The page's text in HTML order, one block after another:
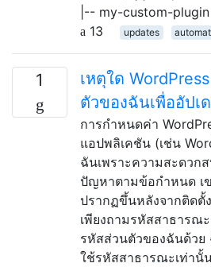
|-- my-custom-
13
updates
1
เหตุใด
ตัวของฉันเพื่ออัปเ
การกำหนดค่า
แอปพลิเคชัน (เช่น
ฉันเพราะความสะดวก
ปัญหาตามข้อกำหนด เ
ปรากฏขึ้นหลังจากติดตั้
เพียงถามรหัสสาธารณ
รหัสส่วนตัวของฉันด้วย
ใช้รหัสสาธารณะเท่านั้